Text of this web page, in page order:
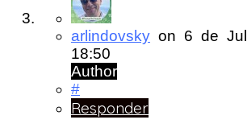
arlindovsky on 6 de
18:50
Author
#
Responder